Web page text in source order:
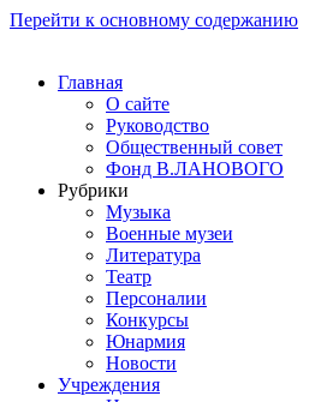
Перейти к основному содержанию
Главная
О сайте
Руководство
Общественный совет
Фонд В.ЛАНОВОГО
Рубрики
Музыка
Военные музеи
Литература
Театр
Персоналии
Конкурсы
Юнармия
Новости
Учреждения